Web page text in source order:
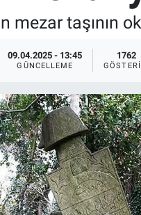
mezar taşının
09.04.2025 - 13:45
GÜNCELLEME
1762